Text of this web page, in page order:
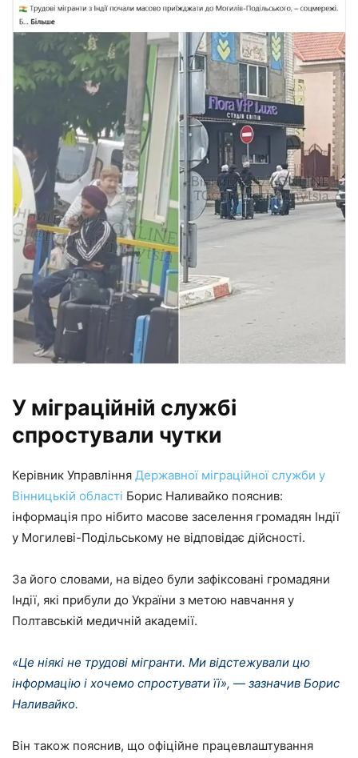
У міграційній службі
спростували чутки
Керівник Управління Державної міграційної служби у
Вінницькій області Борис Наливайко пояснив:
інформація про нібито масове заселення громадян Індії
у Могилеві-Подільському не відповідає дійсності.
За його словами, на відео були зафіксовані громадяни
Індії, які прибули до України з метою навчання у
Полтавській медичній академії.
«Це ніякі не трудові мігранти. Ми відстежували цю
інформацію і хочемо спростувати її», — зазначив Борис
Наливайко.
Він також пояснив, що офіційне працевлаштування